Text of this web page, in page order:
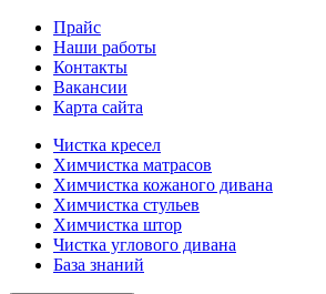
Прайс
Наши работы
Контакты
Вакансии
Карта сайта
Чистка кресел
Химчистка матрасов
Химчистка кожаного дивана
Химчистка стульев
Химчистка штор
Чистка углового дивана
База знаний